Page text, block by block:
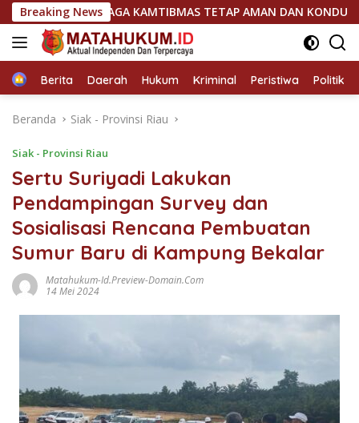
Langsung
ke
konten
Breaking News
JAGA KAMTIBMAS TETAP AMAN DAN KONDUSIFl
HomeBerita Daerah Hukum Kriminal Peristiwa Politik
Beranda Siak - Provinsi Riau
Siak - Provinsi Riau
Sertu Suriyadi Lakukan
Pendampingan Survey dan
Sosialisasi Rencana Pembuatan
Sumur Baru di Kampung Bekalar
Matahukum-Id.preview-Domain.com
14 Mei 2024